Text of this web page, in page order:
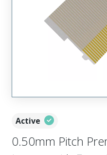
Active
0.50mm Pitch